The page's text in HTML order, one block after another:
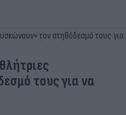
τους για να